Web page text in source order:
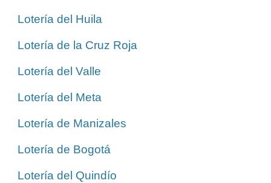
Lotería del Huila
Lotería de la Cruz Roja
Lotería del Valle
Lotería del Meta
Lotería de Manizales
Lotería de Bogotá
Lotería del Quindío